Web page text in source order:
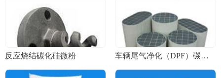
反应烧结碳化硅微粉 车辆尾气净化（DPF）碳化硅微粉